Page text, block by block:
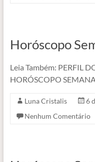
Horóscopo
Leia Também: PERFIL
HORÓSCOPO
Luna Cristalis 6
Nenhum Comentário